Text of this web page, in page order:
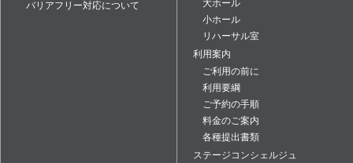
バリアフリー対応について
大ホール
小ホール
リハーサル室
利用案内
ご利用の前に
利用要綱
ご予約の手順
料金のご案内
各種提出書類
ステージコンシェルジュ